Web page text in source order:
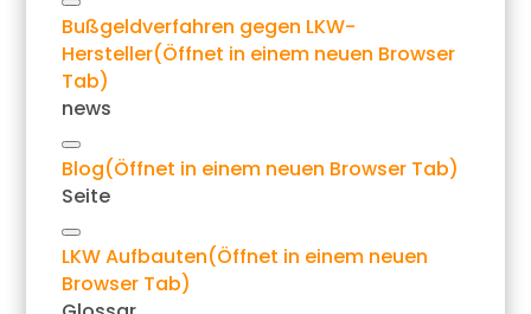
Link
kopieren
Bußgeldverfahren gegen LKW-
Hersteller(Öffnet in einem neuen Browser
Tab)
news
Link
kopieren
Blog(Öffnet in einem neuen Browser Tab)
Seite
Link
kopieren
LKW Aufbauten(Öffnet in einem neuen
Browser Tab)